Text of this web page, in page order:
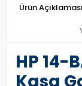
Ürün Açıklaması
HP 14-